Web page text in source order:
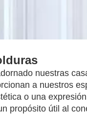
nuestras
a nuestros
o una
propósito útil al